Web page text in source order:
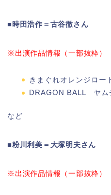
■時田浩作＝古谷徹さん
※出演作品情報（一部抜粋）
きまぐれオレンジロ
DRAGON BALL ヤム
など
■粉川利美＝大塚明夫さん
※出演作品情報（一部抜粋）